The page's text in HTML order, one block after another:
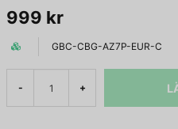
999 kr
GBC-CBG-AZ7P-EUR-C
- +